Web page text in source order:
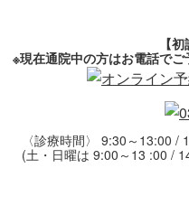
【
※現在通院中の方はお電話でご
〈診療時間〉 9:30～13:00 /
(土・日曜は 9:00～13 :00 /